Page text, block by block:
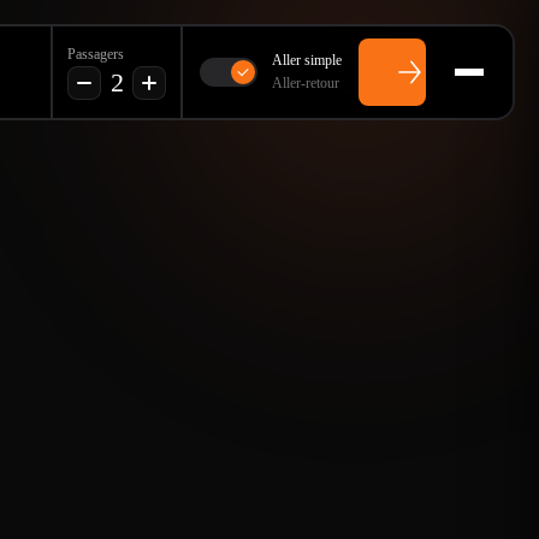
Passagers
2
Aller simple
Aller-retour